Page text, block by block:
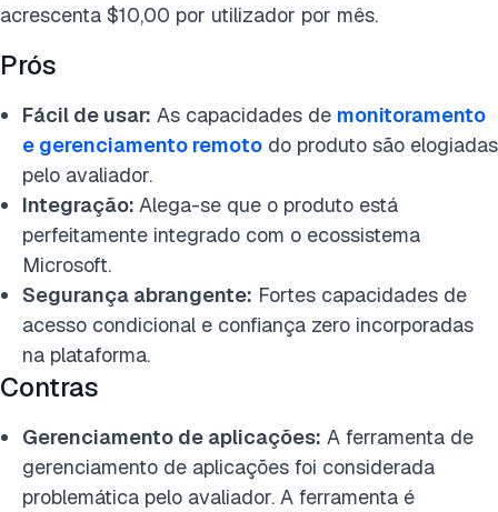
acrescenta $10,00 por utilizador por mês.
Prós
Fácil de usar: As capacidades de monitoramento
e gerenciamento remoto do produto são elogiadas
pelo avaliador.
Integração: Alega-se que o produto está
perfeitamente integrado com o ecossistema
Microsoft.
Segurança abrangente: Fortes capacidades de
acesso condicional e confiança zero incorporadas
na plataforma.
Contras
Gerenciamento de aplicações: A ferramenta de
gerenciamento de aplicações foi considerada
problemática pelo avaliador. A ferramenta é